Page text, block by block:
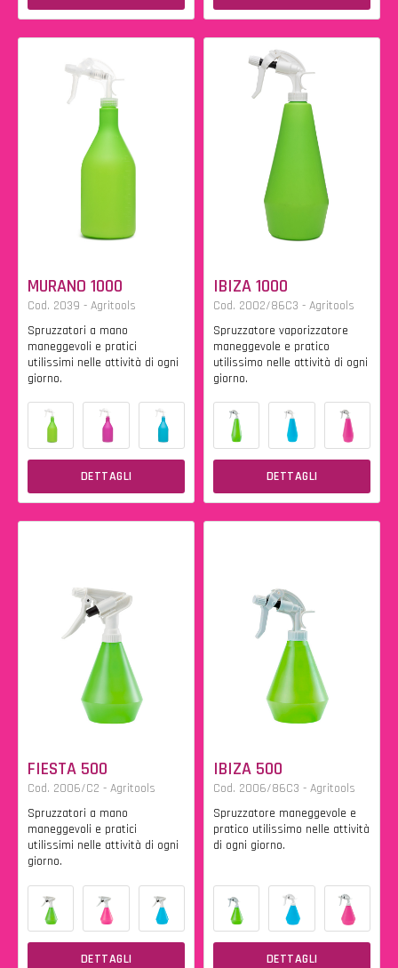
MURANO 1000
Cod. 2039 - Agritools
Spruzzatori a mano
maneggevoli e pratici
utilissimi nelle attività di ogni
giorno.
DETTAGLI
IBIZA 1000
Cod. 2002/86C3 - Agritools
Spruzzatore vaporizzatore
maneggevole e pratico
utilissimo nelle attività di ogni
giorno.
DETTAGLI
FIESTA 500
Cod. 2006/C2 - Agritools
Spruzzatori a mano
maneggevoli e pratici
utilissimi nelle attività di ogni
giorno.
DETTAGLI
IBIZA 500
Cod. 2006/86C3 - Agritools
Spruzzatore maneggevole e
pratico utilissimo nelle attività
di ogni giorno.
DETTAGLI